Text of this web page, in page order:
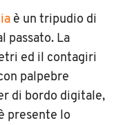
è un tripudio di
passato. La
ed il contagiri
palpebre
di bordo digitale,
presente lo